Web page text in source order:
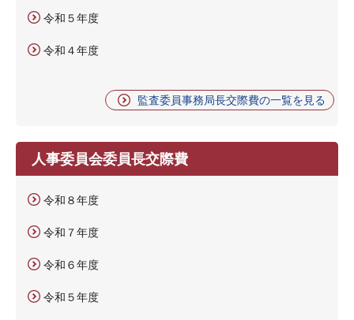
令和５年度
令和４年度
監査委員事務局長交際費の一覧を見る
人事委員会委員長交際費
令和８年度
令和７年度
令和６年度
令和５年度